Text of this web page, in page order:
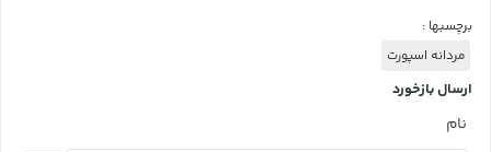
برچسبها :
مردانه اسپورت
ارسال بازخورد
نام